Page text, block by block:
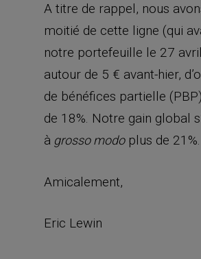
A titre de rappel, nous
moitié de cette ligne (qui
notre portefeuille le 27
autour de 5 € avant-hier,
de bénéfices partielle
de 18%. Notre gain global
à grosso modoplus de 21%.
Amicalement,
Eric Lewin